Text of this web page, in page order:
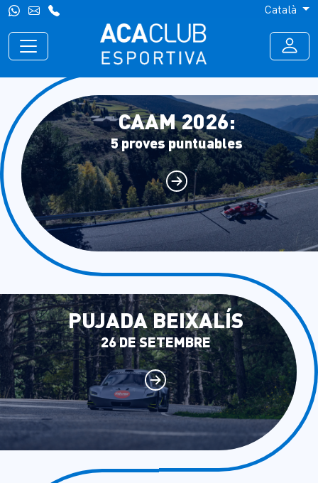
Català
CAAM 2026:
5 proves puntuables
PUJADA BEIXALÍS
26 DE SETEMBRE